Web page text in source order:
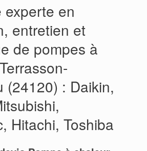
experte en
entretien et
de pompes à
(24120) : Daikin,
Hitachi, Toshiba